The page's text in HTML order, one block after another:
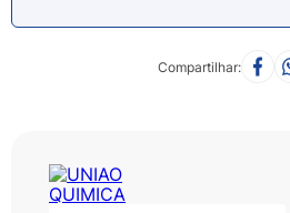
Compartilhar